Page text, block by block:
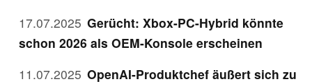
17.07.2025 Gerücht: Xbox-PC-Hybrid könnte
schon 2026 als OEM-Konsole erscheinen
11.07.2025 OpenAI-Produktchef äußert sich zu